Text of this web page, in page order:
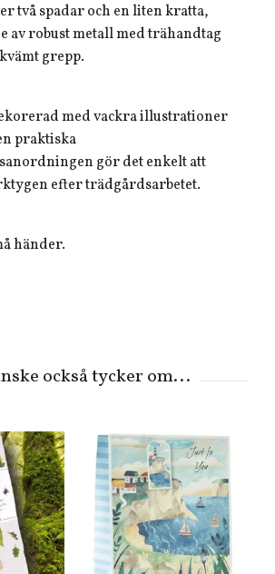
två spadar och en liten kratta,
av robust metall med trähandtag
grepp.
med vackra illustrationer
praktiska
gör det enkelt att
efter trädgårdsarbetet.
händer.